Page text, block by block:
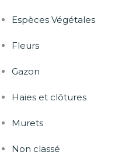
Espèces Végétales
Fleurs
Gazon
Haies et clôtures
Murets
Non classé